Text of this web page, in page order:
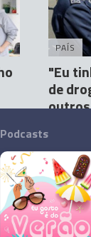
PAÍS
"Eu
de
Podcasts